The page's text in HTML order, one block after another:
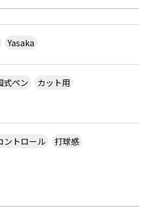
Yasaka
式ペン
カット用
ントロール 打球感